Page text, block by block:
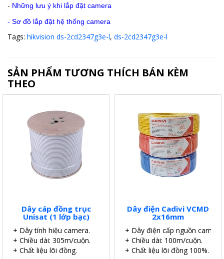
- Những lưu ý khi lắp đặt camera
- Sơ đồ lắp đặt hệ thống camera
Tags: hikvision ds-2cd2347g3e-l, ds-2cd2347g3e-l
SẢN PHẨM TƯƠNG THÍCH BÁN KÈM
THEO
Dây cáp đồng trục
Unisat (1 lớp bạc)
+ Dây tính hiệu camera.
+ Chiều dài: 305m/cuộn.
+ Chất liệu lõi đồng.
Dây điện Cadivi VCMD
2x16mm
+ Dây điện cấp nguồn camera.
+ Chiều dài: 100m/cuộn.
+ Chất liệu lõi đồng 100%.